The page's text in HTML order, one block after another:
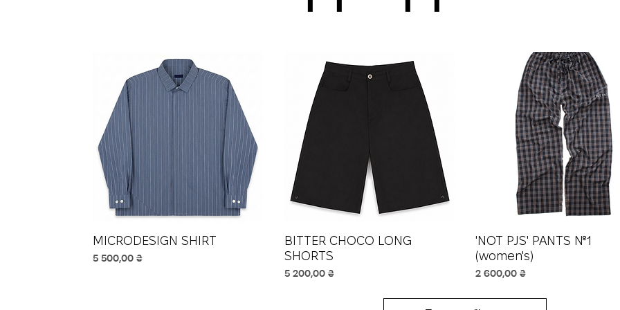
Швидкий перегляд
MICRODESIGN SHIRT
Ціна
5 500,00 ₴
Швидкий перегляд
BITTER CHOCO LONG
SHORTS
Ціна
5 200,00 ₴
Швидкий перегляд
'NOT PJS' PANTS №1
(women's)
Ціна
2 600,00 ₴